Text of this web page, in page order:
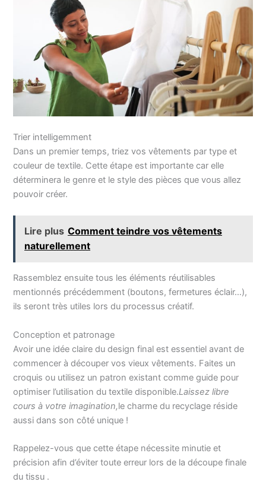
Trier intelligemment
Dans un premier temps, triez vos vêtements par type et
couleur de textile. Cette étape est importante car elle
déterminera le genre et le style des pièces que vous allez
pouvoir créer.
Lire plus Comment teindre vos vêtements
naturellement
Rassemblez ensuite tous les éléments réutilisables
mentionnés précédemment (boutons, fermetures éclair…),
ils seront très utiles lors du processus créatif.
Conception et patronage
Avoir une idée claire du design final est essentiel avant de
commencer à découper vos vieux vêtements. Faites un
croquis ou utilisez un patron existant comme guide pour
optimiser l’utilisation du textile disponible.Laissez libre
cours à votre imagination,le charme du recyclage réside
aussi dans son côté unique !
Rappelez-vous que cette étape nécessite minutie et
précision afin d’éviter toute erreur lors de la découpe finale
du tissu .